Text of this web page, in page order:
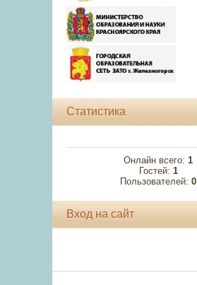
Статистика
Онлайн всего: 1
Гостей: 1
Пользователей: 0
Вход на сайт